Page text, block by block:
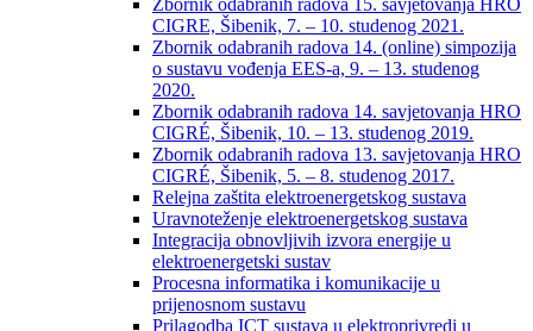
Zbornik odabranih radova 15. savjetovanja HRO
CIGRE, Šibenik, 7. – 10. studenog 2021.
Zbornik odabranih radova 14. (online) simpozija
o sustavu vođenja EES-a, 9. – 13. studenog
2020.
Zbornik odabranih radova 14. savjetovanja HRO
CIGRÉ, Šibenik, 10. – 13. studenog 2019.
Zbornik odabranih radova 13. savjetovanja HRO
CIGRÉ, Šibenik, 5. – 8. studenog 2017.
Relejna zaštita elektroenergetskog sustava
Uravnoteženje elektroenergetskog sustava
Integracija obnovljivih izvora energije u
elektroenergetski sustav
Procesna informatika i komunikacije u
prijenosnom sustavu
Prilagodba ICT sustava u elektroprivredi u